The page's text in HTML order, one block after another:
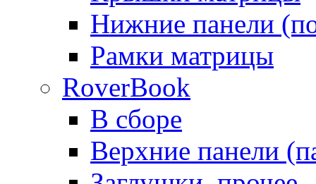
Нижние панели
Рамки матрицы
RoverBook
В сборе
Верхние панели